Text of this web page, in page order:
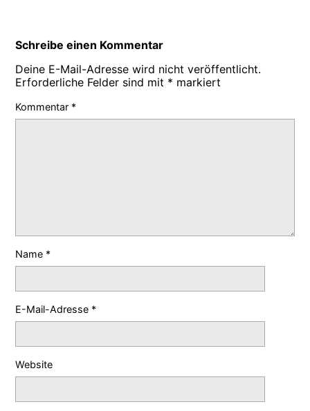
Schreibe einen Kommentar
Deine E-Mail-Adresse wird nicht veröffentlicht.
Erforderliche Felder sind mit * markiert
Kommentar *
Name *
E-Mail-Adresse *
Website